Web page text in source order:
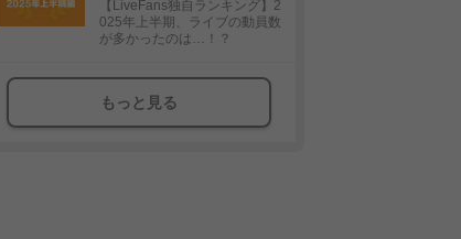
【LiveFans独自ランキング】2
025年上半期、ライブの動員数
が多かったのは…！？
もっと見る